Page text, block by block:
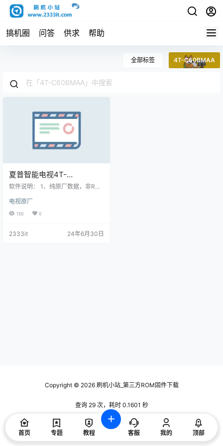
搞机圈 问答 供求 帮助
全部标签 4T-C60BMAA
夏普智能电视4T-
C60ANAA,4T-
C60BMAA,4T-C70BMAA强
制升级软件v1.18180809原厂
软件说明： 1、纯原厂数据，非ROO
2、刷机有风险也有乐趣，一切源于
刷机导致后果自负，本网站概不负
删除，谢谢合作！ 资料描述 4T-C6
电视原厂
150 0
2333it 24年6月30日
Copyright © 2026刷机小站_第三方ROM固件下载
查询 29 次，耗时 0.1601 秒
首页 专题 教程 客服 我的 顶部